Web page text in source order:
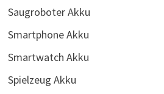
Saugroboter Akku
Smartphone Akku
Smartwatch Akku
Spielzeug Akku